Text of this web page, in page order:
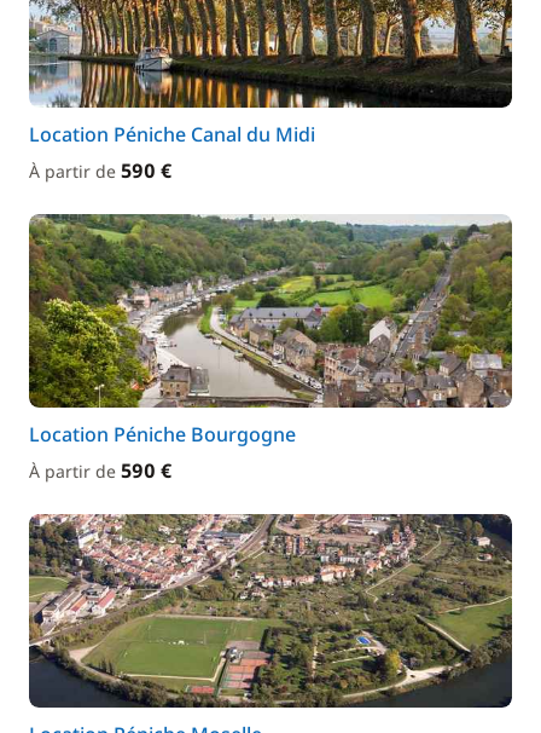
Location Péniche Canal du Midi
À partir de 590 €
Location Péniche Bourgogne
À partir de 590 €